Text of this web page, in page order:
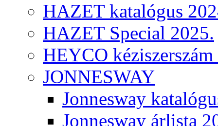
HAZET katalógus
HAZET Special 2025.
HEYCO
JONNESWAY
Jonnesway
Jonnesway árlista